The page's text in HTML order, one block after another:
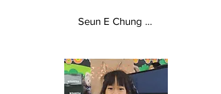
Seun E Chung Aston